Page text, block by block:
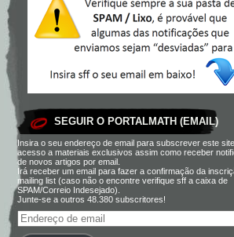
SEGUIR O PORTALMATH (EMAIL)
Insira o seu endereço de email para subscrever este
acesso a materiais exclusivos assim como receber
de novos artigos por email.
Irá receber um email para fazer a confirmação da
mailing list (caso não o encontre verifique sff a caixa de
SPAM/Correio Indesejado).
Junte-se a outros 48.380 subscritores!